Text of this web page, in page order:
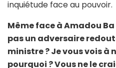
inquiétude face au pouvoir.
Même face à Amadou Ba
pas un adversaire
ministre ? Je vous vois à
pourquoi ? Vous ne le